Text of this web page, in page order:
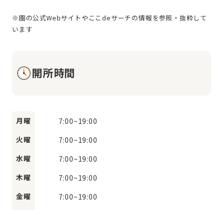
※園の公式Webサイトやここdeサーチの情報を参照・抜粋して
開所時間
月曜 7:00~19:00
火曜
7:00~19:00
水曜
7:00~19:00
木曜
7:00~19:00
金曜
7:00~19:00